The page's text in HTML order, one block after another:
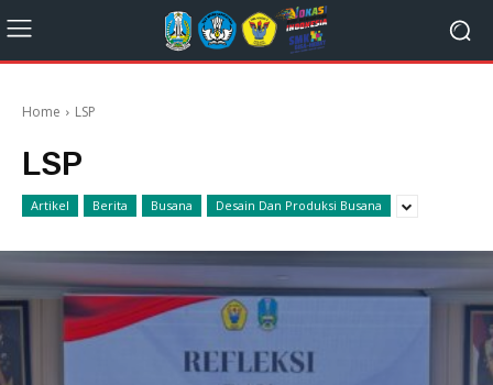
Home LSP
LSP
Artikel Berita Busana Desain Dan Produksi Busana